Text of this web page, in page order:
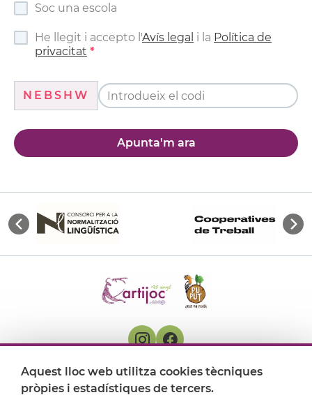
Soc una escola
He llegit i accepto l'Avís legal i la Política de
privacitat
NEBSHW
Apunta'm ara
On ens trobem
Aquest lloc web utilitza cookies tècniques
pròpies i estadístiques de tercers.